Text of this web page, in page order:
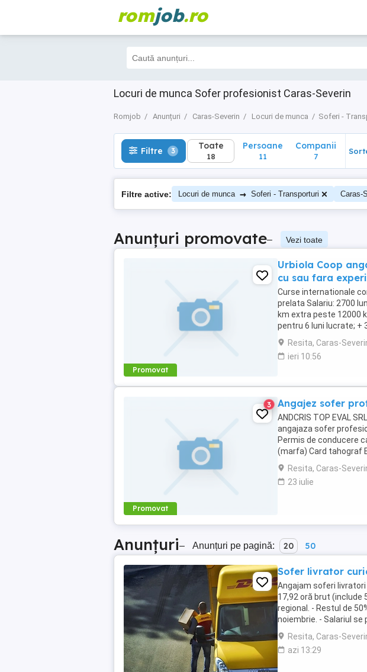
romjob.ro
Locuri de munca Sofer profesionist Caras-Severin
Romjob Anunțuri Caras-Severin Locuri de munca Soferi -
Filtre 3 Toate
18
Filtre 3 Toate
18
Persoane
11
Companii
7
Filtre active: Locuri de munca → Soferi - Transporturi Caras-
Anunțuri promovate– Vezi toate
Promovat
Urbiola Coop
cu sau fara
Curse internationale
prelata Salariu: 2700
km extra peste 12000
pentru 6 luni lucrate; +
pentru 12 luni lucrate.
Resita, Caras-
ieri 10:56
Promovat
3 Angajez sofer
ANDCRIS TOP EVAL
angajaza sofer
Permis de conducere
(marfa) Card tahograf
OFERIM: Contract de
Resita, Caras-
23 iulie
Anunțuri– Anunțuri pe pagină: 20 50
Sofer livrator
Angajam soferi livratori
17,92 oră brut (include
regional. - Restul de
noiembrie. - Salariul se
contractului se ...
Resita, Caras-
azi 13:29